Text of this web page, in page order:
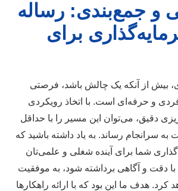
و جمع‌بندی: رساله
برای
بیش از آنکه یک چالش باشد، فرصتی
و حرفه‌ای است. با اتخاذ رویکردی
دقیق، می‌توان این مسیر را با حداقل
به سرانجام رساند. به یاد داشته باشید که
شما برای آینده شغلی و علمی‌تان
دقت و آگاهی برداشته شود، به موفقیت
کرد. هدف ما این بود که با ارائه راهکارها